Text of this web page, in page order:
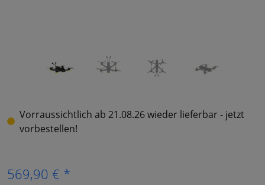
Vorraussichtlich ab 21.08.26 wieder lieferbar - jetzt
vorbestellen!
569,90 € *